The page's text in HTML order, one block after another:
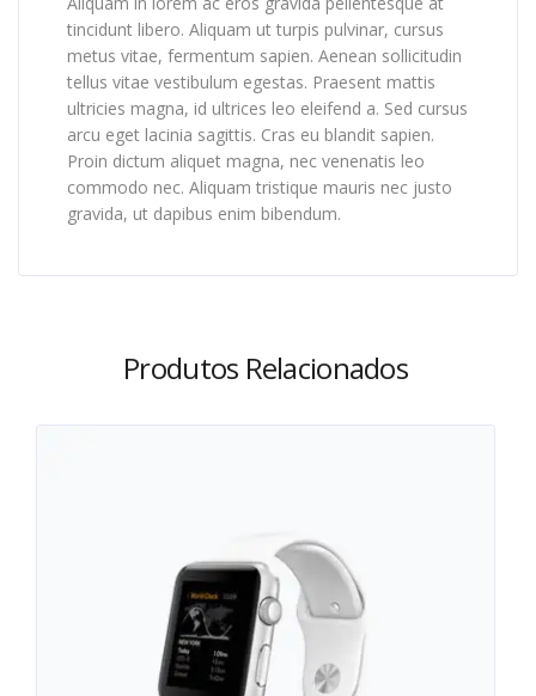
tincidunt libero. Aliquam ut turpis pulvinar, cursus
metus vitae, fermentum sapien. Aenean sollicitudin
tellus vitae vestibulum egestas. Praesent mattis
ultricies magna, id ultrices leo eleifend a. Sed cursus
arcu eget lacinia sagittis. Cras eu blandit sapien.
Proin dictum aliquet magna, nec venenatis leo
commodo nec. Aliquam tristique mauris nec justo
gravida, ut dapibus enim bibendum.
Produtos Relacionados